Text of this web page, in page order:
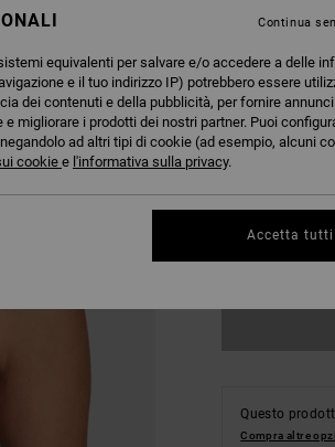
XS S
Questo
Compra altre
equivalenti per salvare e/o accedere a delle
e il tuo indirizzo IP) potrebbero essere
dei contenuti e della pubblicità, per fornire annunci
migliorare i prodotti dei nostri partner. Puoi
ad altri tipi di cookie (ad esempio, alcuni
cookiee l'informativa sulla privacy.
Continua
Accetta tutti